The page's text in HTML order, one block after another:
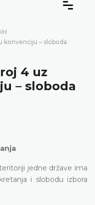
konvenciju – sloboda
4 uz
– sloboda
jedne države ima
i slobodu izbora